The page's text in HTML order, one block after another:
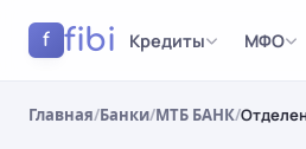
f fibi Кредиты МФО
Главная/Банки/МТБ БАНК/